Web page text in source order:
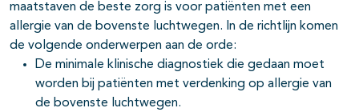
maatstaven de beste zorg is voor patiënten met een
allergie van de bovenste luchtwegen. In de richtlijn komen
de volgende onderwerpen aan de orde:
De minimale klinische diagnostiek die gedaan moet
worden bij patiënten met verdenking op allergie van
de bovenste luchtwegen.